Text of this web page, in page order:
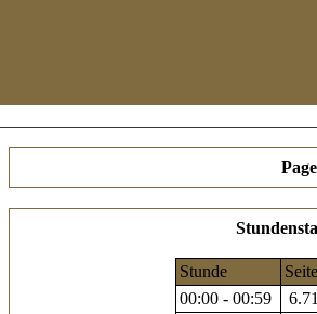
Stunde
00:00 - 00:59